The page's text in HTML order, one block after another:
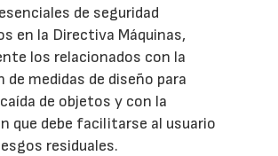
de seguridad
en la Directiva Máquinas,
los relacionados con la
medidas de diseño para
de objetos y con la
que debe facilitarse al usuario
residuales.